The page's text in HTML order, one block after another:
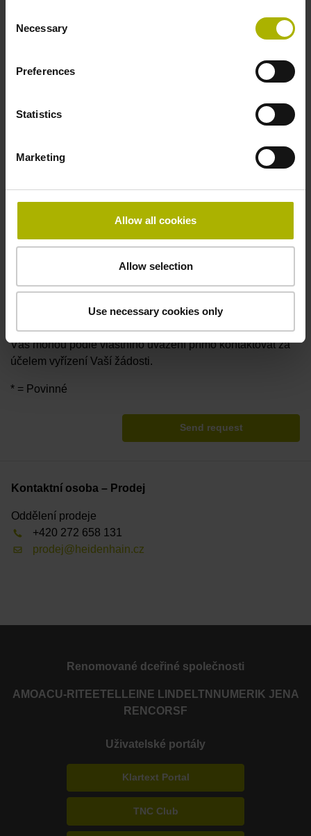
Selection
Necessary
Preferences
Statistics
Marketing
Allow all cookies
Allow selection
Use necessary cookies only
Údaje, které jsem uvedl, mohou být společností DR.
JOHANNES HEIDENHAIN GmbH použity jak pro
prostřednictvím e-mailu a telefonu, tak pro
marketingové aktivity společnosti DR. JOHANNES
kontaktních údajů mohu kdykoli vznést námitku
heidenhain@heidenhain.cz.
Společnost DR. JOHANNES HEIDENHAIN GmbH
shromažďuje, zpracovává a používá uvedené osobní
údaje budou v případě potřeby předány příslušným
obchodním partnerům společnosti DR. JOHANNES
HEIDENHAIN GmbH (např. pobočkám a prodejcům). Tito
Vás mohou podle vlastního uvážení přímo kontaktovat za
účelem vyřízení Vaší žádosti.
* = Povinné
Send request
Kontaktní osoba – Prodej
Oddělení prodeje
+420 272 658 131
prodej@heidenhain.cz
Renomované dceřiné společnosti
AMOACU-RITE ETEL LEINE LINDE LTN NUMERIK JENA
RENCORSF
Uživatelské portály
Klartext Portal
TNC Club